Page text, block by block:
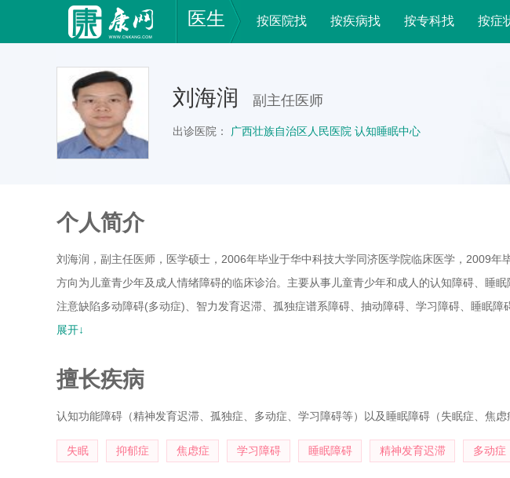
医生 按医院找 按疾病找 按专科找 按症
刘海润 副主任医师
出诊医院： 广西壮族自治区人民医院 认知睡眠中心
个人简介
刘海润，副主任医师，医学硕士，2006年毕业于华中科技大学同济医学院临床医学，2009年
方向为儿童青少年及成人情绪障碍的临床诊治。主要从事儿童青少年和成人的认知障碍、睡
注意缺陷多动障碍(多动症)、智力发育迟滞、孤独症谱系障碍、抽动障碍、学习障碍、睡眠
碍、遗尿症、发作性睡病、不宁腿综合征、抑郁症、焦虑症等认知、睡眠障碍的诊治。主持
与发表论文7篇，中华系列核心期刊2篇，SCI收录论文1篇。
展开↓
擅长疾病
认知功能障碍（精神发育迟滞、孤独症、多动症、学习障碍等）以及睡眠障碍（失眠症、焦虑
失眠 抑郁症 焦虑症 学习障碍 睡眠障碍 精神发育迟滞 多动症